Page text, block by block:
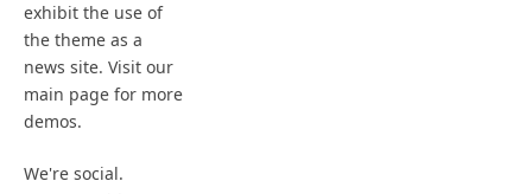
exhibit the use of
the theme as a
news site. Visit our
main page for more
demos.
We're social.